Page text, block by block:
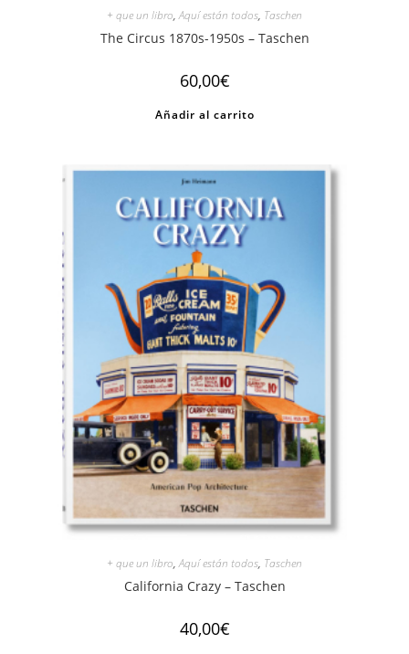
+ que un libro,Aquí están todos, Taschen
The Circus 1870s-1950s – Taschen
60,00€
Añadir al carrito
+ que un libro,Aquí están todos, Taschen
California Crazy – Taschen
40,00€